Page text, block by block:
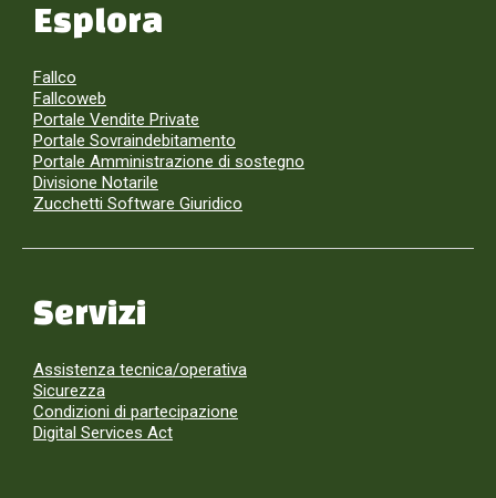
Esplora
Fallco
Fallcoweb
Portale Vendite Private
Portale Sovraindebitamento
Portale Amministrazione di sostegno
Divisione Notarile
Zucchetti Software Giuridico
Servizi
Assistenza tecnica/operativa
Sicurezza
Condizioni di partecipazione
Digital Services Act